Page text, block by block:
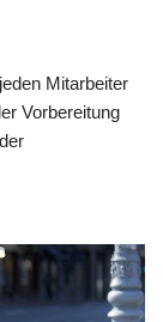
Mitarbeiter
Vorbereitung